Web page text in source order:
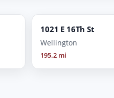
1021 E 16Th St
Wellington
195.2 mi